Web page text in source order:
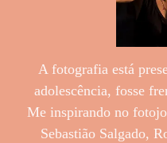
A fotografia está
adolescência, fosse
Me inspirando no
Sebastião Salgado,